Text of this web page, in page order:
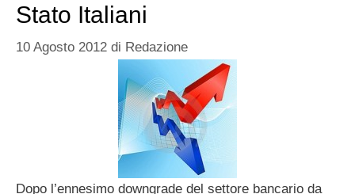
Stato Italiani
10 Agosto 2012 di Redazione
Dopo l’ennesimo downgrade del settore bancario da